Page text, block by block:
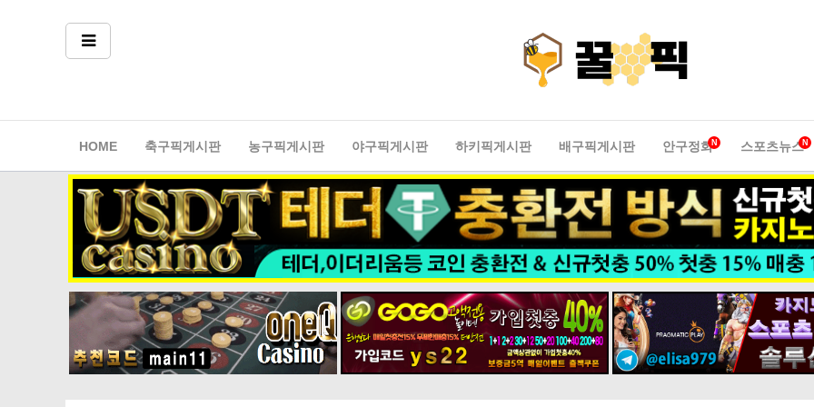
HOME 축구픽게시판 농구픽게시판 야구픽게시판 하키픽게시판 배구픽게시판 안구정화N 스포츠뉴스N